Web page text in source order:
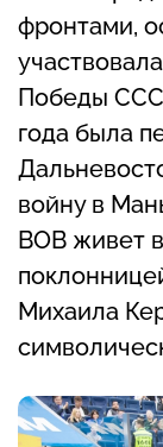
фронтами,
Победы
года была
войну в
ВОВ живет
Михаила